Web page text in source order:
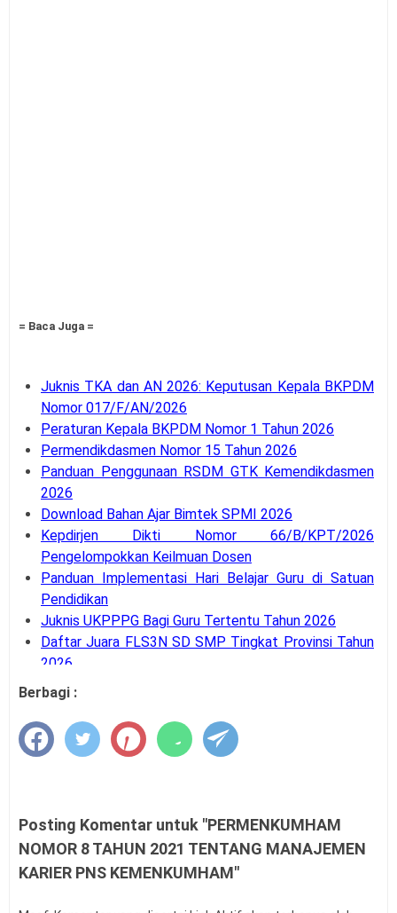
= Baca Juga =
Juknis TKA dan AN 2026: Keputusan Kepala BKPDM
Nomor 017/F/AN/2026
Peraturan Kepala BKPDM Nomor 1 Tahun 2026
Permendikdasmen Nomor 15 Tahun 2026
Panduan Penggunaan RSDM GTK Kemendikdasmen
2026
Download Bahan Ajar Bimtek SPMI 2026
Kepdirjen Dikti Nomor 66/B/KPT/2026
Pengelompokkan Keilmuan Dosen
Panduan Implementasi Hari Belajar Guru di Satuan
Pendidikan
Juknis UKPPPG Bagi Guru Tertentu Tahun 2026
Daftar Juara FLS3N SD SMP Tingkat Provinsi Tahun
2026
Penyaluran BOP RA dan BOS Madrasah Tahap 2 TA
SE Mendagri Nomor 100.3.2.3/4716/SJ Penambahan
Kode Rekening APB Desa
2026
PMA Nomor 12 Tahun 2026 tentang Tata Naskah
Dinas
Berbagi :
Posting Komentar untuk "PERMENKUMHAM
NOMOR 8 TAHUN 2021 TENTANG MANAJEMEN
KARIER PNS KEMENKUMHAM"